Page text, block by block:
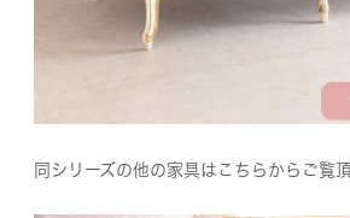
同シリーズの他の家具はこちらからご覧頂